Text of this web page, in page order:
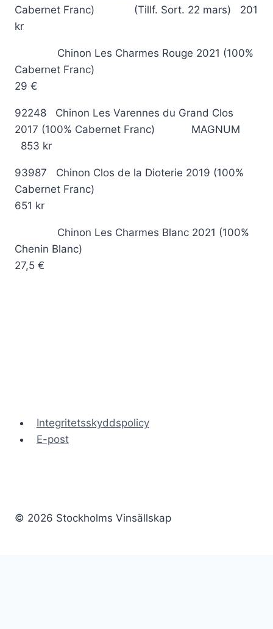
Cabernet Franc) (Tillf. Sort. 22 mars) 201
kr
Chinon Les Charmes Rouge 2021 (100%
Cabernet Franc)
29 €
92248 Chinon Les Varennes du Grand Clos
2017 (100% Cabernet Franc) MAGNUM
853 kr
93987 Chinon Clos de la Dioterie 2019 (100%
Cabernet Franc)
651 kr
Chinon Les Charmes Blanc 2021 (100%
Chenin Blanc)
27,5 €
Integritetsskyddspolicy
E-post
© 2026 Stockholms Vinsällskap